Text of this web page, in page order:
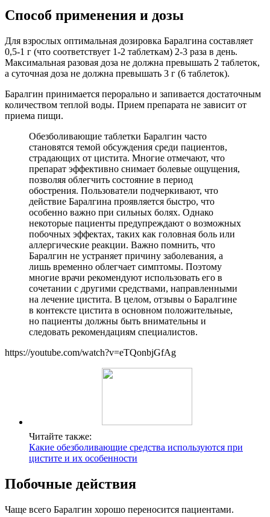
Способ применения и дозы
Для взрослых оптимальная дозировка Баралгина составляет
0,5-1 г (что соответствует 1-2 таблеткам) 2-3 раза в день.
Максимальная разовая доза не должна превышать 2 таблеток,
а суточная доза не должна превышать 3 г (6 таблеток).
Баралгин принимается перорально и запивается достаточным
количеством теплой воды. Прием препарата не зависит от
приема пищи.
Обезболивающие таблетки Баралгин часто
становятся темой обсуждения среди пациентов,
страдающих от цистита. Многие отмечают, что
препарат эффективно снимает болевые ощущения,
позволяя облегчить состояние в период
обострения. Пользователи подчеркивают, что
действие Баралгина проявляется быстро, что
особенно важно при сильных болях. Однако
некоторые пациенты предупреждают о возможных
побочных эффектах, таких как головная боль или
аллергические реакции. Важно помнить, что
Баралгин не устраняет причину заболевания, а
лишь временно облегчает симптомы. Поэтому
многие врачи рекомендуют использовать его в
сочетании с другими средствами, направленными
на лечение цистита. В целом, отзывы о Баралгине
в контексте цистита в основном положительные,
но пациенты должны быть внимательны и
следовать рекомендациям специалистов.
https://youtube.com/watch?v=eTQonbjGfAg
Читайте также:
Какие обезболивающие средства используются при
цистите и их особенности
Побочные действия
Чаще всего Баралгин хорошо переносится пациентами.